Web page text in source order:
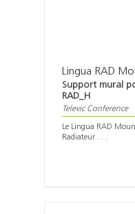
Lingua RAD
Support mural
RAD_H
Televic Conference
Le Lingua RAD
Radiateur . . .